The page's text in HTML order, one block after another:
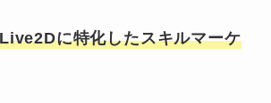
Live2Dに特化したスキルマーケ